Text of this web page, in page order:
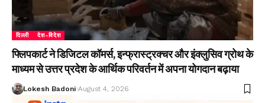
दिल्ली देश-विदेश
फ्लिपकार्ट ने डिजिटल कॉमर्स, इन्फ्रास्ट्रक्चर और इंक्लुसिव ग्रोथ के
माध्यम से उत्तर प्रदेश के आर्थिक परिवर्तन में अपना योगदान बढ़ाया
Lokesh Badoni August 4, 2026